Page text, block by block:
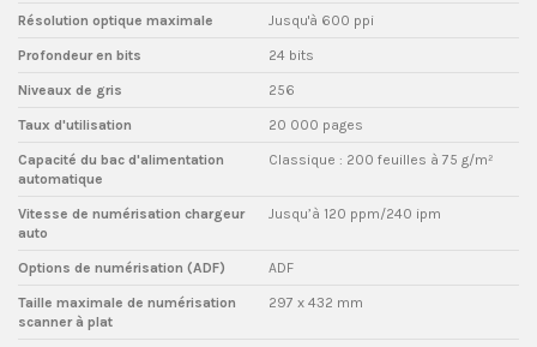
Résolution optique maximale Jusqu'à 600 ppi
Profondeur en bits 24 bits
Niveaux de gris 256
Taux d'utilisation 20 000 pages
Capacité du bac d'alimentation
automatique
Classique : 200 feuilles à 75 g/m²
Vitesse de numérisation chargeur
auto
Jusqu’à 120 ppm/240 ipm
Options de numérisation (ADF) ADF
Taille maximale de numérisation
scanner à plat
297 x 432 mm